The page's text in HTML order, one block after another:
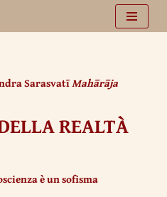
SarasvatīMahārāja
REALTÀ
è un sofisma